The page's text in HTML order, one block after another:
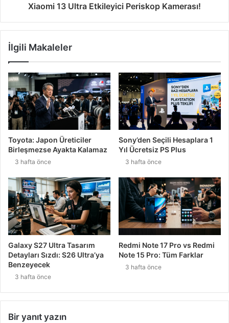
Xiaomi 13 Ultra Etkileyici Periskop Kamerası!
İlgili Makaleler
Toyota: Japon Üreticiler
Birleşmezse Ayakta Kalamaz
3 hafta önce
Sony’den Seçili Hesaplara 1
Yıl Ücretsiz PS Plus
3 hafta önce
Galaxy S27 Ultra Tasarım
Detayları Sızdı: S26 Ultra’ya
Benzeyecek
3 hafta önce
Redmi Note 17 Pro vs Redmi
Note 15 Pro: Tüm Farklar
3 hafta önce
Bir yanıt yazın